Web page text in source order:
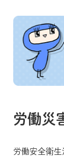
労働災
労働安全衛